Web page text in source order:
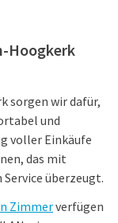
Hoogkerk
sorgen wir dafür,
und
voller Einkäufe
das mit
überzeugt.
Zimmerverfügen